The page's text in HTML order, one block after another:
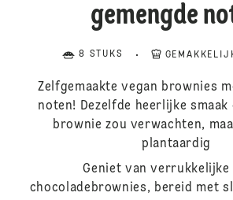
gemengde
8 STUKS
Zelfgemaakte vegan brownies
noten! Dezelfde heerlijke smaak
brownie zou verwachten,
plantaardig
Geniet van verrukkelijke
chocoladebrownies, bereid met